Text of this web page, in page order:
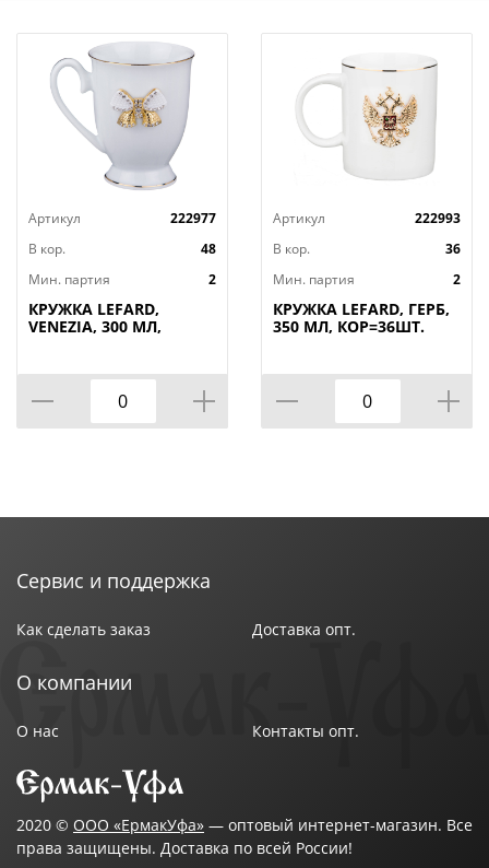
сертификацию, безопасна для контакта с пищевыми
продуктами. Можно использовать в микроволновой
печи, мыть в посудомоечной машине.
Артикул
222977
В кор.
48
Мин. партия
2
КРУЖКА LEFARD,
VENEZIA, 300 МЛ,
Артикул
222993
В кор.
36
Мин. партия
2
КРУЖКА LEFARD, ГЕРБ,
350 МЛ, КОР=36ШТ.
Сервис и поддержка
Как сделать заказ Доставка опт.
О компании
О нас Контакты опт.
2020 © ООО «ЕрмакУфа» — оптовый интернет-магазин. Все
права защищены. Доставка по всей России!